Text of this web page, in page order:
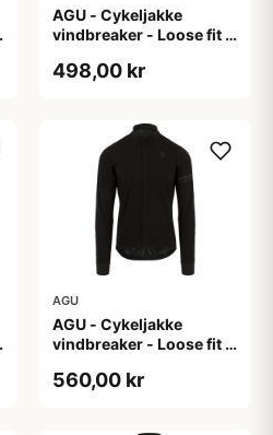
AGU - Cykeljakke
vindbreaker - Loose fit -
498,00 kr
AGU
AGU - Cykeljakke
vindbreaker - Loose fit -
560,00 kr